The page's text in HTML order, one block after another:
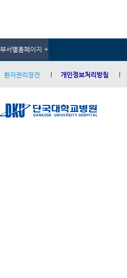
부서별홈페이지 +
환자권리장전 개인정보처리방침